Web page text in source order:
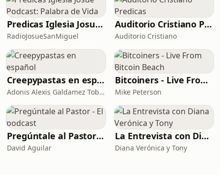
Predicas Iglesia Josué Podcast: Palabra de Vida
RadioJosueSanMiguel
Auditorio Cristiano Predicas
Auditorio Cristiano
Creepypastas en español
Adonis Alexis Galdamez Tobar
Bitcoiners - Live From Bitcoin Beach
Mike Peterson
Pregúntale al Pastor - El podcast
David Aguilar
La Entrevista con Diana Verónica y Tony
Diana Verónica y Tony